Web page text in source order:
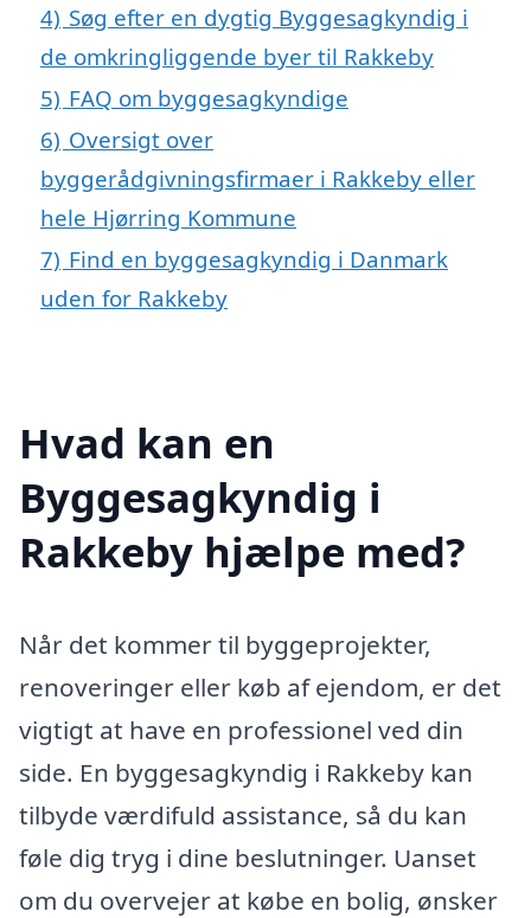
4) Søg efter en dygtig Byggesagkyndig i
de omkringliggende byer til Rakkeby
5) FAQ om byggesagkyndige
6) Oversigt over
byggerådgivningsfirmaer i Rakkeby eller
hele Hjørring Kommune
7) Find en byggesagkyndig i Danmark
uden for Rakkeby
Hvad kan en
Byggesagkyndig i
Rakkeby hjælpe med?
Når det kommer til byggeprojekter,
renoveringer eller køb af ejendom, er det
vigtigt at have en professionel ved din
side. En byggesagkyndig i Rakkeby kan
tilbyde værdifuld assistance, så du kan
føle dig tryg i dine beslutninger. Uanset
om du overvejer at købe en bolig, ønsker